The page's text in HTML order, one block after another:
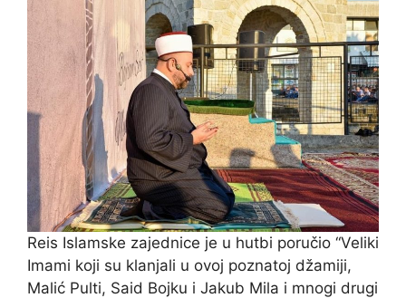
Reis Islamske zajednice je u hutbi poručio “Veliki
Imami koji su klanjali u ovoj poznatoj džamiji,
Malić Pulti, Said Bojku i Jakub Mila i mnogi drugi